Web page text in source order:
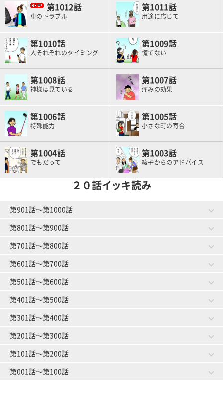
1012
車のトラブル
1011
用途に応じて
1010
人それぞれのタイミング
1009
慌てない
1008
神様は見ている
1007
痛みの効果
1006
特殊能力
1005
小さな町の寄合
1004
でもだって
1003
綾子からのアドバイス
２０話イッキ読み
第901話～第1000話
第981話～第1000話
作戦成功？ 将来の予防
第941話～第960話
グループレッスン
第901話～第920話
体のことを考える
第801話～第900話
第881話～第900話
ゴルファーと焼肉 お菓子事情
第841話～第860話
教えられ魔
第801話～第820話
隣の芝は高級芝
第701話～第800話
第781話～第800話
ゴルフ友達とランチ スイングと服選び
第741話～第760話
練習にもマナー
第701話～第720話
初めての手引きゴルフ
第601話～第700話
第681話～第700話
ゴルファーのうたた寝 練習場の事情
第641話～第660話
スマートカジュアル
第601話～第620話
オヤジとショウタイム
第501話～第600話
第581話～第600話
打ち下ろしの距離計算 上がり３ホール
第541話～第560話
差し入れの行方
第501話～第520話
キャディマスター
第401話～第500話
第481話～第500話
トイレピンチ キャディさんの裏話
第441話～第460話
元旦ゴルフ
第401話～第420話
第301話～第400話
第381話～第400話
前日の調整 ゴルフ場の生き物
第341話～第360話
若さにジェラシー
第201話～第300話
第281話～第300話
初めてのマッチプレー ゴルフ場の怪談
第101話～第200話
第181話～第200話
憧れの歩きラウンド クローズ明け
第001話～第100話